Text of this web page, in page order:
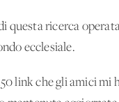
ricerca
ecclesiale.
link che gli amici